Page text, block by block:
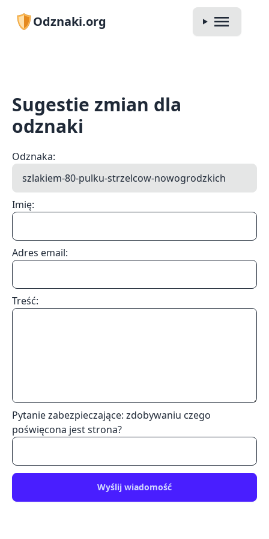
Odznaki.org
Sugestie zmian dla
odznaki
Odznaka:
Imię:
Adres email:
Treść:
Pytanie zabezpieczające: zdobywaniu czego
poświęcona jest strona?